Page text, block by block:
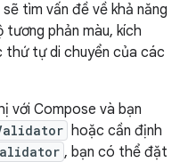
tìm vấn đề về khả năng
phản màu, kích
thứ tự di chuyển của các
với Compose và bạn
hoặc cần định
, bạn có thể đặt